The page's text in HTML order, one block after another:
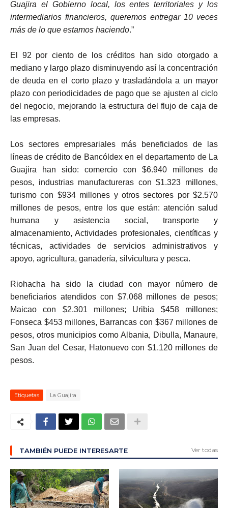
Guajira el Gobierno local, los entes territoriales y los
intermediarios financieros, queremos entregar 10 veces
más de lo que estamos haciendo.”
El 92 por ciento de los créditos han sido otorgado a
mediano y largo plazo disminuyendo así la concentración
de deuda en el corto plazo y trasladándola a un mayor
plazo con periodicidades de pago que se ajusten al ciclo
del negocio, mejorando la estructura del flujo de caja de
las empresas.
Los sectores empresariales más beneficiados de las
líneas de crédito de Bancóldex en el departamento de La
Guajira han sido: comercio con $6.940 millones de
pesos, industrias manufactureras con $1.323 millones,
turismo con $934 millones y otros sectores por $2.570
millones de pesos, entre los que están: atención salud
humana y asistencia social, transporte y
almacenamiento, Actividades profesionales, científicas y
técnicas, actividades de servicios administrativos y
apoyo, agricultura, ganadería, silvicultura y pesca.
Riohacha ha sido la ciudad con mayor número de
beneficiarios atendidos con $7.068 millones de pesos;
Maicao con $2.301 millones; Uribia $458 millones;
Fonseca $453 millones, Barrancas con $367 millones de
pesos, otros municipios como Albania, Dibulla, Manaure,
San Juan del Cesar, Hatonuevo con $1.120 millones de
pesos.
Etiquetas La Guajira
TAMBIÉN PUEDE INTERESARTE Ver todas